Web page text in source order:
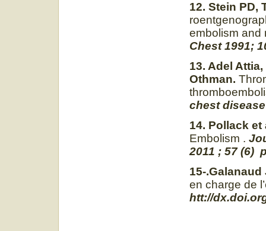
12. Stein PD,
embolism and
Chest 1991;
13. Adel Attia,
Othman.
chest
14. Pollack et
Embolism .
2011 ; 57 (6)
15-.Galanaud
en charge de
htt://